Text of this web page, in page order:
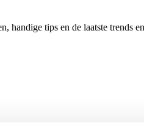
tips en de laatste trends